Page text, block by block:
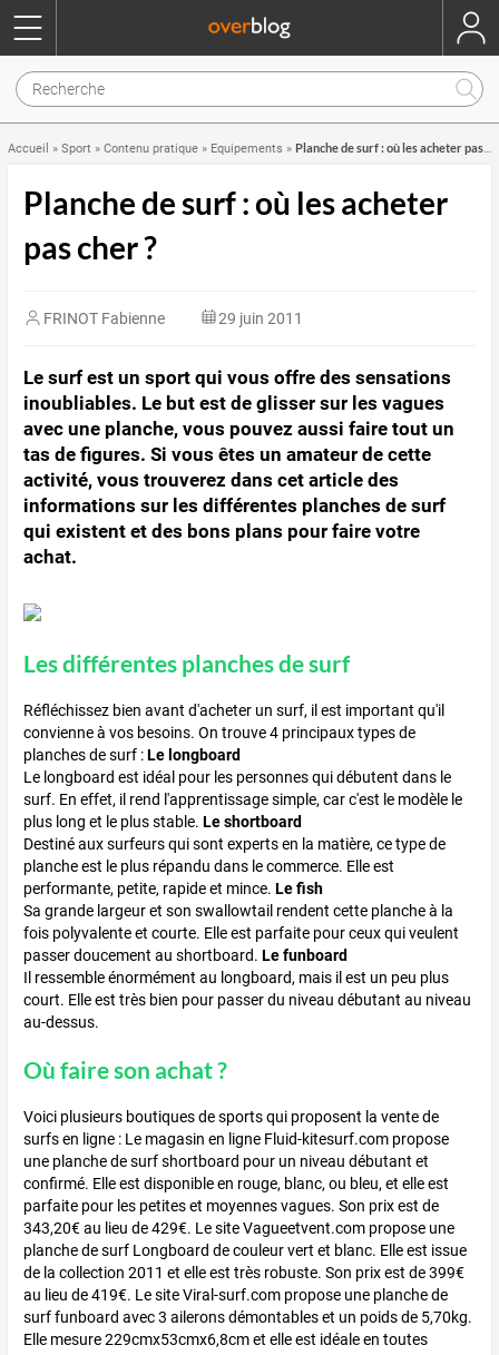
Accueil » Sport » Contenu pratique » Equipements » Planche de surf : où les acheter pas cher ?
Planche de surf : où les acheter
pas cher ?
FRINOT Fabienne 29 juin 2011
Le surf est un sport qui vous offre des sensations
inoubliables. Le but est de glisser sur les vagues
avec une planche, vous pouvez aussi faire tout un
tas de figures. Si vous êtes un amateur de cette
activité, vous trouverez dans cet article des
informations sur les différentes planches de surf
qui existent et des bons plans pour faire votre
achat.
Les différentes planches de surf
Réfléchissez bien avant d'acheter un surf, il est important qu'il
convienne à vos besoins. On trouve 4 principaux types de
planches de surf :Le longboard
Le longboard est idéal pour les personnes qui débutent dans le
surf. En effet, il rend l'apprentissage simple, car c'est le modèle le
plus long et le plus stable. Le shortboard
Destiné aux surfeurs qui sont experts en la matière, ce type de
planche est le plus répandu dans le commerce. Elle est
performante, petite, rapide et mince. Le fish
Sa grande largeur et son swallowtail rendent cette planche à la
fois polyvalente et courte. Elle est parfaite pour ceux qui veulent
passer doucement au shortboard. Le funboard
Il ressemble énormément au longboard, mais il est un peu plus
court. Elle est très bien pour passer du niveau débutant au niveau
au-dessus.
Où faire son achat ?
Voici plusieurs boutiques de sports qui proposent la vente de
surfs en ligne : Le magasin en ligne Fluid-kitesurf.com propose
une planche de surf shortboard pour un niveau débutant et
confirmé. Elle est disponible en rouge, blanc, ou bleu, et elle est
parfaite pour les petites et moyennes vagues. Son prix est de
343,20€ au lieu de 429€. Le site Vagueetvent.com propose une
planche de surf Longboard de couleur vert et blanc. Elle est issue
de la collection 2011 et elle est très robuste. Son prix est de 399€
au lieu de 419€. Le site Viral-surf.com propose une planche de
surf funboard avec 3 ailerons démontables et un poids de 5,70kg.
Elle mesure 229cmx53cmx6,8cm et elle est idéale en toutes